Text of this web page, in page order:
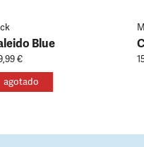
Blue
€
agotado